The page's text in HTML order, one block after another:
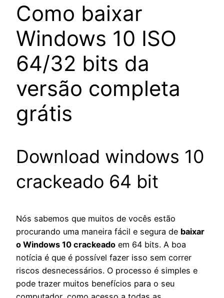
Como baixar
Windows 10 ISO
64/32 bits da
versão completa
grátis
Download windows 10
crackeado 64 bit
Nós sabemos que muitos de vocês estão
procurando uma maneira fácil e segura de baixar
o Windows 10 crackeado em 64 bits. A boa
notícia é que é possível fazer isso sem correr
riscos desnecessários. O processo é simples e
pode trazer muitos benefícios para o seu